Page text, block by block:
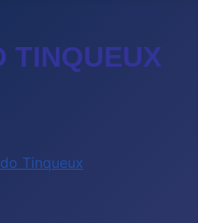
TINQUEUX
Tinqueux